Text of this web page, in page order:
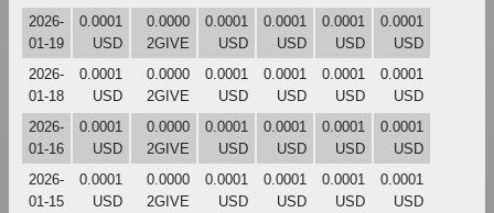
2026-
01-19
0.0001
USD
0.0000
2GIVE
0.0001
USD
0.0001
USD
0.0001
USD
0.0001
USD
2026-
01-18
0.0001
USD
0.0000
2GIVE
0.0001
USD
0.0001
USD
0.0001
USD
0.0001
USD
2026-
01-16
0.0001
USD
0.0000
2GIVE
0.0001
USD
0.0001
USD
0.0001
USD
0.0001
USD
2026-
01-15
0.0001
USD
0.0000
2GIVE
0.0001
USD
0.0001
USD
0.0001
USD
0.0001
USD